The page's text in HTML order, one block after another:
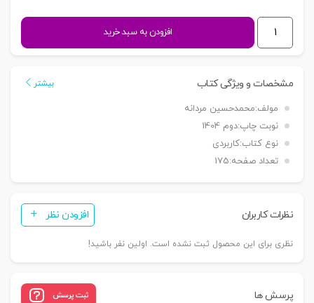
آیین
رسیدگی
تخلفات
قاچاق
کالا
و
ارز
تعزیراتی
افزودن به سبد خرید
مشخصات و ویژگی کتاب بیشتر
مولف:محمدحسین مردانه
نوبت چاپ:دوم 1404
نوع کتاب:کاربردی
تعداد صفحه:175
نظرات کاربران افزودن نظر
نظری برای این محصول ثبت نشده است. اولین نفر باشید!
پرسش ها ثبت پرسش